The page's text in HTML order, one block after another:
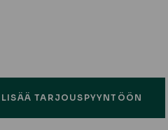
LISÄÄ TARJOUSPYYNTÖÖN